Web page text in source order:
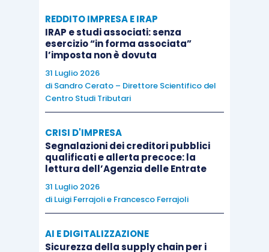
A.X –
PN)
Vendita delle azioni proprie
Le azioni proprie possono essere
successivamente alienate dalla società, per
molteplici finalità, tra le quali realizzare
plusvalenze, sostenere il corso azionario nel
mercato borsistico, favorire l’ingresso di un
REDDITO IMPRESA E IRAP
IRAP e studi associati: senza
esercizio “in forma associata”
l’imposta non è dovuta
31 Luglio 2026
di Sandro Cerato – Direttore Scientifico del
Centro Studi Tributari
CRISI D'IMPRESA
Segnalazioni dei creditori pubblici
qualificati e allerta precoce: la
lettura dell’Agenzia delle Entrate
31 Luglio 2026
di Luigi Ferrajolie Francesco Ferrajoli
AI E DIGITALIZZAZIONE
Sicurezza della supply chain per i